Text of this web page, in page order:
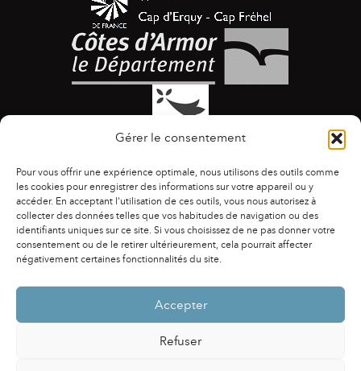
Gérer le consentement
Pour vous offrir une expérience optimale, nous utilisons des outils comme
les cookies pour enregistrer des informations sur votre appareil ou y
accéder. En acceptant l'utilisation de ces outils, vous nous autorisez à
collecter des données telles que vos habitudes de navigation ou des
identifiants uniques sur ce site. Si vous choisissez de ne pas donner votre
consentement ou de le retirer ultérieurement, cela pourrait affecter
négativement certaines fonctionnalités du site.
Accepter
Refuser
ACCESSIBILITÉ | AGENDA | ASSOCIATIONS
|
CONTACTS
PUBLICATIONS ESPACE PRESSE